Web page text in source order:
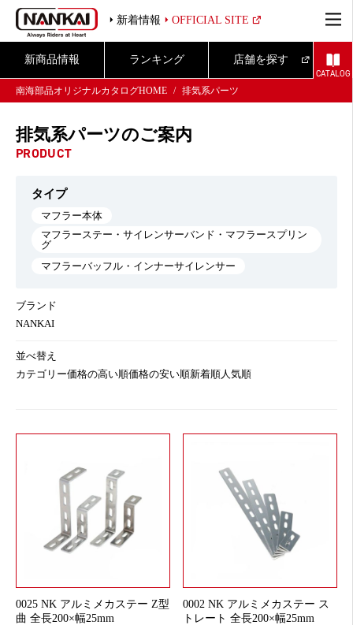
新着情報 OFFICIAL SITE
新商品情報 ランキング 店舗を探す
CATALOG
南海部品オリジナルカタログHOME
排気系パーツ
排気系パーツのご案内
PRODUCT
タイプ
マフラー本体
マフラーステー・サイレンサーバンド・マフラースプリン
グ
マフラーバッフル・インナーサイレンサー
ブランド
NANKAI
並べ替え
カテゴリー価格の高い順価格の安い順新着順人気順
0025 NK アルミメカステー Z型
曲 全長200×幅25mm
0002 NK アルミメカステー ス
トレート 全長200×幅25mm